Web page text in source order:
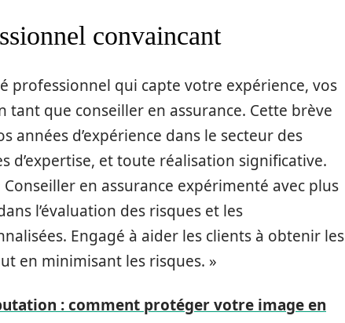
convaincant
professionnel qui capte votre expérience, vos
tant que conseiller en assurance. Cette brève
d’expérience dans le secteur des
d’expertise, et toute réalisation significative.
en assurance expérimenté avec plus
l’évaluation des risques et les
Engagé à aider les clients à obtenir les
en minimisant les risques. »
: comment protéger votre image en